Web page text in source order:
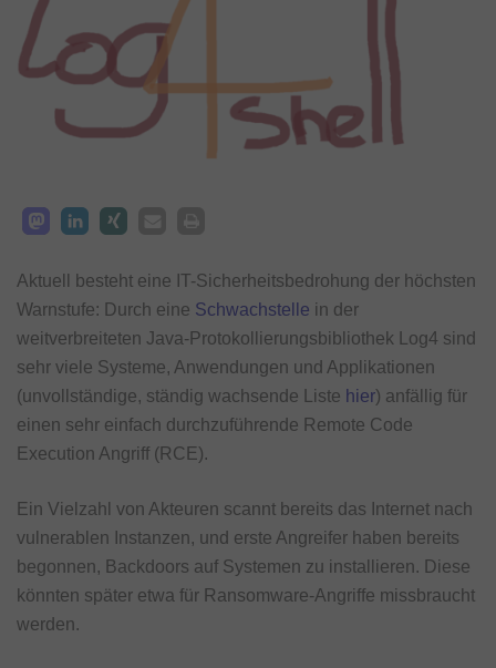
Aktuell besteht eine IT-Sicherheitsbedrohung der höchsten
Warnstufe: Durch eine Schwachstelle in der
weitverbreiteten Java-Protokollierungsbibliothek Log4 sind
sehr viele Systeme, Anwendungen und Applikationen
(unvollständige, ständig wachsende Liste hier) anfällig für
einen sehr einfach durchzuführende Remote Code
Execution Angriff (RCE).
Ein Vielzahl von Akteuren scannt bereits das Internet nach
vulnerablen Instanzen, und erste Angreifer haben bereits
begonnen, Backdoors auf Systemen zu installieren. Diese
könnten später etwa für Ransomware-Angriffe missbraucht
werden.